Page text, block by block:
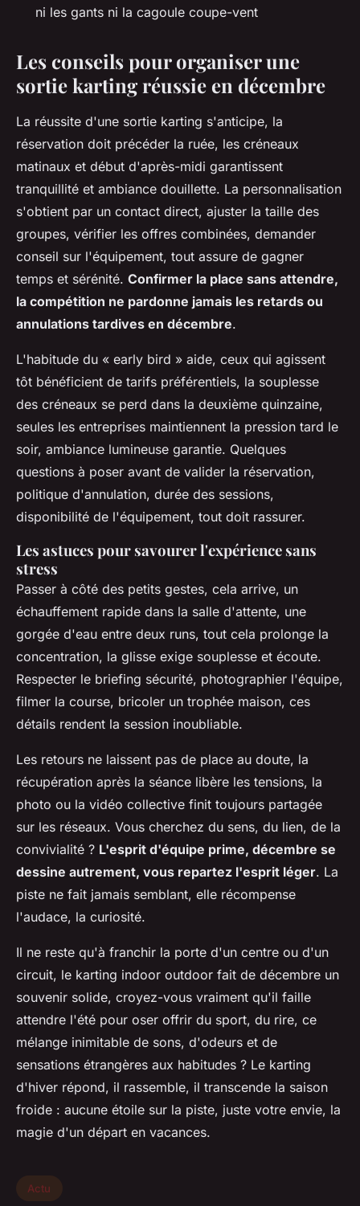
ni les gants ni la cagoule coupe-vent
Les conseils pour organiser une
sortie karting réussie en décembre
La réussite d'une sortie karting s'anticipe, la
réservation doit précéder la ruée, les créneaux
matinaux et début d'après-midi garantissent
tranquillité et ambiance douillette. La personnalisation
s'obtient par un contact direct, ajuster la taille des
groupes, vérifier les offres combinées, demander
conseil sur l'équipement, tout assure de gagner
temps et sérénité. Confirmer la place sans attendre,
la compétition ne pardonne jamais les retards ou
annulations tardives en décembre.
L'habitude du « early bird » aide, ceux qui agissent
tôt bénéficient de tarifs préférentiels, la souplesse
des créneaux se perd dans la deuxième quinzaine,
seules les entreprises maintiennent la pression tard le
soir, ambiance lumineuse garantie. Quelques
questions à poser avant de valider la réservation,
politique d'annulation, durée des sessions,
disponibilité de l'équipement, tout doit rassurer.
Les astuces pour savourer l'expérience sans
stress
Passer à côté des petits gestes, cela arrive, un
échauffement rapide dans la salle d'attente, une
gorgée d'eau entre deux runs, tout cela prolonge la
concentration, la glisse exige souplesse et écoute.
Respecter le briefing sécurité, photographier l'équipe,
filmer la course, bricoler un trophée maison, ces
détails rendent la session inoubliable.
Les retours ne laissent pas de place au doute, la
récupération après la séance libère les tensions, la
photo ou la vidéo collective finit toujours partagée
sur les réseaux. Vous cherchez du sens, du lien, de la
convivialité ? L'esprit d'équipe prime, décembre se
dessine autrement, vous repartez l'esprit léger. La
piste ne fait jamais semblant, elle récompense
l'audace, la curiosité.
Il ne reste qu'à franchir la porte d'un centre ou d'un
circuit, le karting indoor outdoor fait de décembre un
souvenir solide, croyez-vous vraiment qu'il faille
attendre l'été pour oser offrir du sport, du rire, ce
mélange inimitable de sons, d'odeurs et de
sensations étrangères aux habitudes ? Le karting
d'hiver répond, il rassemble, il transcende la saison
froide : aucune étoile sur la piste, juste votre envie, la
magie d'un départ en vacances.
Actu